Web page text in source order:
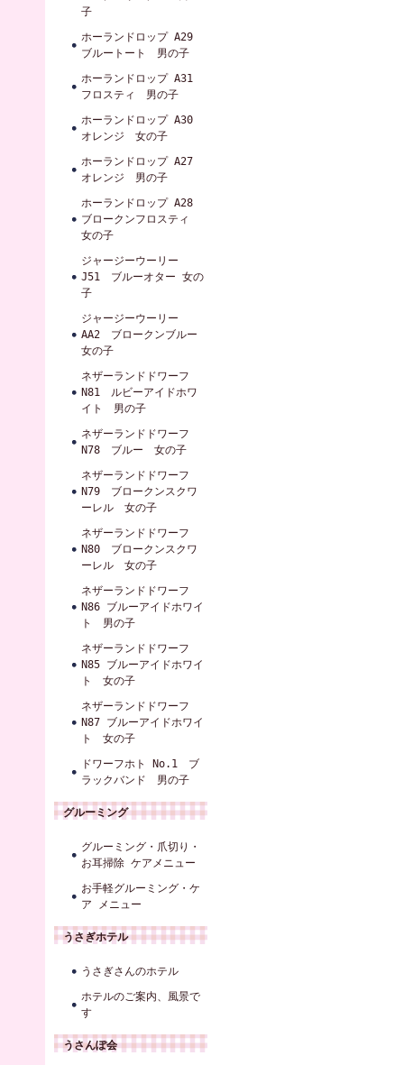
子
ホーランドロップ A29
ブルートート 男の子
ホーランドロップ A31
フロスティ 男の子
ホーランドロップ A30
オレンジ 女の子
ホーランドロップ A27
オレンジ 男の子
ホーランドロップ A28
ブロークンフロスティ
女の子
ジャージーウーリー
J51 ブルーオター 女の
子
ジャージーウーリー
AA2 ブロークンブルー
女の子
ネザーランドドワーフ
N81 ルビーアイドホワ
イト 男の子
ネザーランドドワーフ
N78 ブルー 女の子
ネザーランドドワーフ
N79 ブロークンスクワ
ーレル 女の子
ネザーランドドワーフ
N80 ブロークンスクワ
ーレル 女の子
ネザーランドドワーフ
N86 ブルーアイドホワイ
ト 男の子
ネザーランドドワーフ
N85 ブルーアイドホワイ
ト 女の子
ネザーランドドワーフ
N87 ブルーアイドホワイ
ト 女の子
ドワーフホト No.1 ブ
ラックバンド 男の子
グルーミング
グルーミング・爪切り・
お耳掃除 ケアメニュー
お手軽グルーミング・ケ
ア メニュー
うさぎホテル
うさぎさんのホテル
ホテルのご案内、風景で
す
うさんぽ会